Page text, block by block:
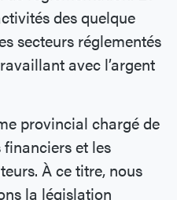
des quelque
secteurs réglementés
avec l’argent
provincial chargé de
et les
À ce titre, nous
la législation